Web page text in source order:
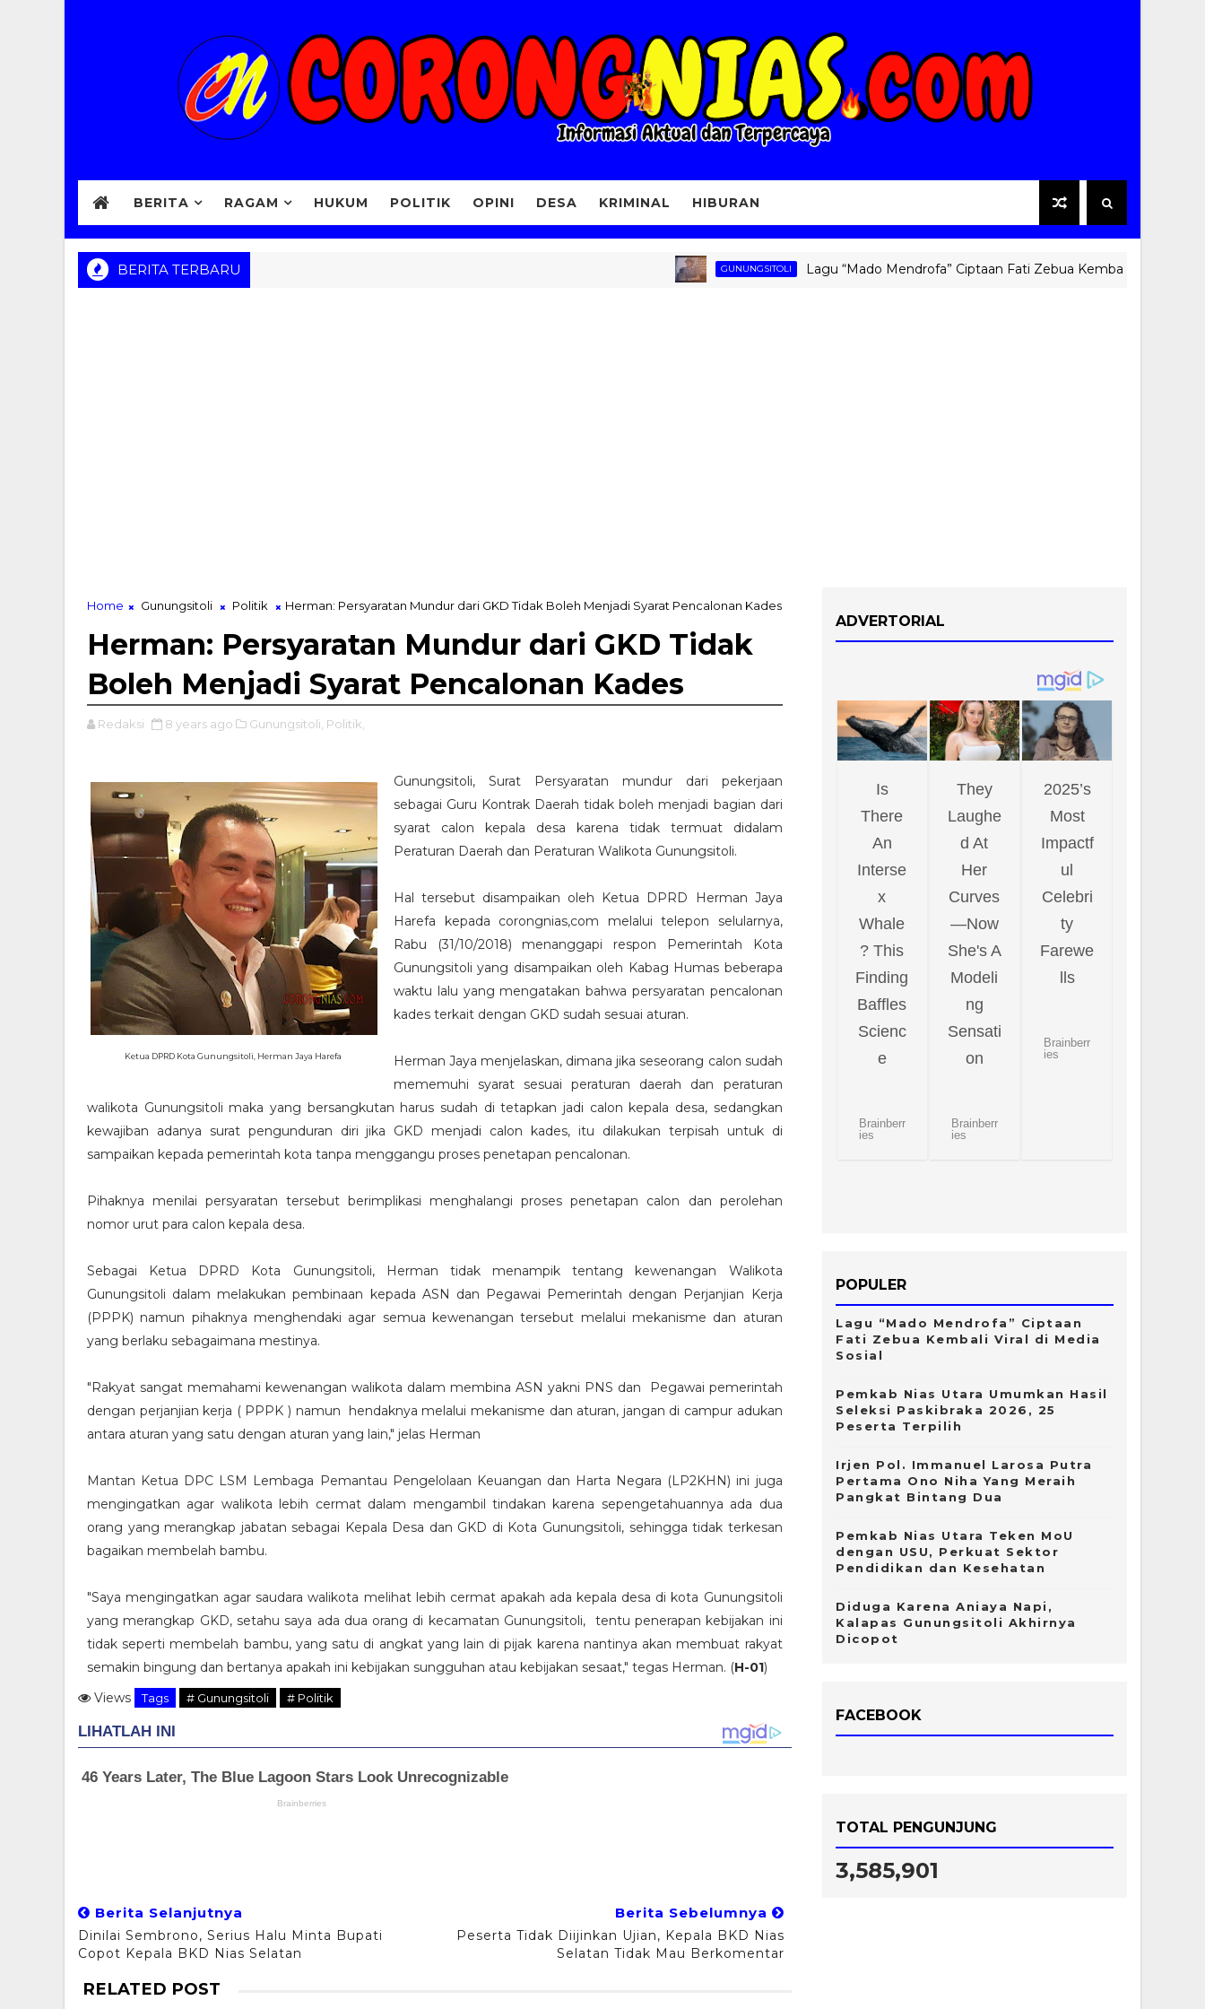
BERITA RAGAM HUKUM POLITIK OPINI DESA KRIMINAL HIBURAN
BERITA TERBARU GUNUNGSITOLI Lagu “Mado Mendrofa” Ciptaan Fati Zebua Kembali Viral di Media
Home Gunungsitoli Politik Herman: Persyaratan Mundur dari GKD Tidak Boleh Menjadi Syarat Pencalonan Kades
Herman: Persyaratan Mundur dari GKD Tidak
Boleh Menjadi Syarat Pencalonan Kades
Redaksi 8 years ago Gunungsitoli, Politik,
Ketua DPRD Kota Gunungsitoli, Herman Jaya Harefa
Gunungsitoli, Surat Persyaratan mundur dari pekerjaan
sebagai Guru Kontrak Daerah tidak boleh menjadi bagian dari
syarat calon kepala desa karena tidak termuat didalam
Peraturan Daerah dan Peraturan Walikota Gunungsitoli.
Hal tersebut disampaikan oleh Ketua DPRD Herman Jaya
Harefa kepada corongnias,com melalui telepon selularnya,
Rabu (31/10/2018) menanggapi respon Pemerintah Kota
Gunungsitoli yang disampaikan oleh Kabag Humas beberapa
waktu lalu yang mengatakan bahwa persyaratan pencalonan
kades terkait dengan GKD sudah sesuai aturan.
Herman Jaya menjelaskan, dimana jika seseorang calon sudah
mememuhi syarat sesuai peraturan daerah dan peraturan
walikota Gunungsitoli maka yang bersangkutan harus sudah di tetapkan jadi calon kepala desa, sedangkan
kewajiban adanya surat pengunduran diri jika GKD menjadi calon kades, itu dilakukan terpisah untuk di
sampaikan kepada pemerintah kota tanpa menggangu proses penetapan pencalonan.
Pihaknya menilai persyaratan tersebut berimplikasi menghalangi proses penetapan calon dan perolehan
nomor urut para calon kepala desa.
Sebagai Ketua DPRD Kota Gunungsitoli, Herman tidak menampik tentang kewenangan Walikota
Gunungsitoli dalam melakukan pembinaan kepada ASN dan Pegawai Pemerintah dengan Perjanjian Kerja
(PPPK) namun pihaknya menghendaki agar semua kewenangan tersebut melalui mekanisme dan aturan
yang berlaku sebagaimana mestinya.
"Rakyat sangat memahami kewenangan walikota dalam membina ASN yakni PNS dan Pegawai pemerintah
dengan perjanjian kerja ( PPPK ) namun hendaknya melalui mekanisme dan aturan, jangan di campur adukan
antara aturan yang satu dengan aturan yang lain," jelas Herman
Mantan Ketua DPC LSM Lembaga Pemantau Pengelolaan Keuangan dan Harta Negara (LP2KHN) ini juga
mengingatkan agar walikota lebih cermat dalam mengambil tindakan karena sepengetahuannya ada dua
orang yang merangkap jabatan sebagai Kepala Desa dan GKD di Kota Gunungsitoli, sehingga tidak terkesan
bagaikan membelah bambu.
"Saya mengingatkan agar saudara walikota melihat lebih cermat apakah ada kepala desa di kota Gunungsitoli
yang merangkap GKD, setahu saya ada dua orang di kecamatan Gunungsitoli, tentu penerapan kebijakan ini
tidak seperti membelah bambu, yang satu di angkat yang lain di pijak karena nantinya akan membuat rakyat
semakin bingung dan bertanya apakah ini kebijakan sungguhan atau kebijakan sesaat," tegas Herman. (H-01)
Views
Tags # Gunungsitoli # Politik
Berita Selanjutnya
Dinilai Sembrono, Serius Halu Minta Bupati
Copot Kepala BKD Nias Selatan
Berita Sebelumnya
Peserta Tidak Diijinkan Ujian, Kepala BKD Nias
Selatan Tidak Mau Berkomentar
RELATED POST
ADVERTORIAL
POPULER
Lagu “Mado Mendrofa” Ciptaan
Fati Zebua Kembali Viral di Media
Sosial
Pemkab Nias Utara Umumkan Hasil
Seleksi Paskibraka 2026, 25
Peserta Terpilih
Irjen Pol. Immanuel Larosa Putra
Pertama Ono Niha Yang Meraih
Pangkat Bintang Dua
Pemkab Nias Utara Teken MoU
dengan USU, Perkuat Sektor
Pendidikan dan Kesehatan
Diduga Karena Aniaya Napi,
Kalapas Gunungsitoli Akhirnya
Dicopot
FACEBOOK
TOTAL PENGUNJUNG
3,585,901